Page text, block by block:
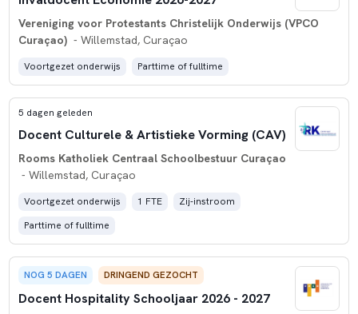
Vereniging voor Protestants Christelijk Onderwijs (VPCO
Curaçao) - Willemstad, Curaçao
Voortgezet onderwijs Parttime of fulltime
5 dagen geleden
Docent Culturele & Artistieke Vorming (CAV)
Rooms Katholiek Centraal Schoolbestuur Curaçao
- Willemstad, Curaçao
Voortgezet onderwijs 1 FTE
Zij-instroom
Parttime of fulltime
NOG 5 DAGEN DRINGEND GEZOCHT
Docent Hospitality Schooljaar 2026 - 2027